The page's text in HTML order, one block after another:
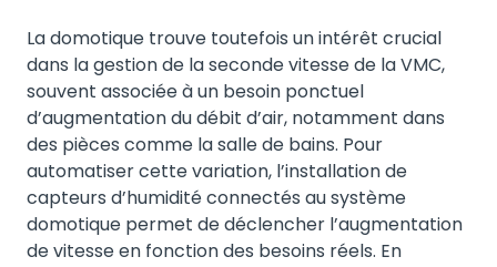
La domotique trouve toutefois un intérêt crucial
dans la gestion de la seconde vitesse de la VMC,
souvent associée à un besoin ponctuel
d’augmentation du débit d’air, notamment dans
des pièces comme la salle de bains. Pour
automatiser cette variation, l’installation de
capteurs d’humidité connectés au système
domotique permet de déclencher l’augmentation
de vitesse en fonction des besoins réels. En